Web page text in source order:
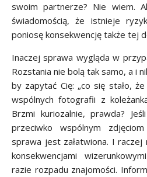
swoim partnerze? Nie wiem.
świadomością, że istnieje
poniosę konsekwencję także tej
Inaczej sprawa wygląda w
Rozstania nie bolą tak samo, a i
by zapytać Cię: „co się stało,
wspólnych fotografii z
Brzmi kuriozalnie, prawda?
przeciwko wspólnym
sprawa jest załatwiona. I raczej
konsekwencjami
razie rozpadu znajomości.